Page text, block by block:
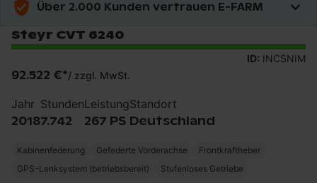
Über 2.000 Kunden vertrauen E-FARM
Steyr CVT 6240
ID: INCSNIM
92.522 €*/ zzgl. MwSt.
Jahr
2018
Stunden
7.742
Leistung
267 PS
Standort
Deutschland
Kabinenfederung Gefederte Vorderachse
Frontkraftheber
GPS-Lenksystem (betriebsbereit)
Stufenloses Getriebe